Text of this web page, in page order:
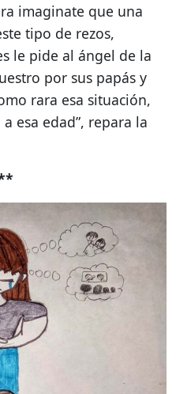
imaginate que una
tipo de rezos,
le pide al ángel de la
por sus papás y
rara esa situación,
esa edad”, repara la